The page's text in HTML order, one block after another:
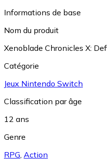
Informations de base
Nom du produit
Xenoblade Chronicles X:
Catégorie
Jeux Nintendo Switch
Classification par âge
12 ans
Genre
RPG Action